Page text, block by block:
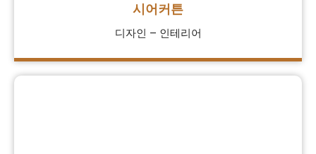
시어커튼
디자인 – 인테리어